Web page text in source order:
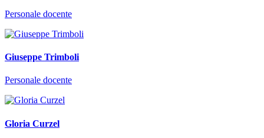
Personale docente
Giuseppe Trimboli
Personale docente
Gloria Curzel